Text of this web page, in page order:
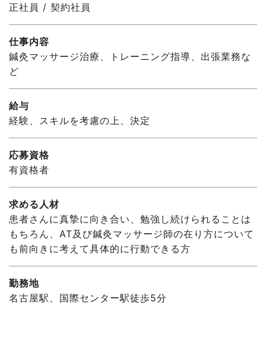
正社員 / 契約社員
仕事内容
鍼灸マッサージ治療、トレーニング指導、出張業務な
ど
給与
経験、スキルを考慮の上、決定
応募資格
有資格者
求める人材
患者さんに真摯に向き合い、勉強し続けられることは
もちろん、AT及び鍼灸マッサージ師の在り方について
も前向きに考えて具体的に行動できる方
勤務地
名古屋駅、国際センター駅徒歩5分